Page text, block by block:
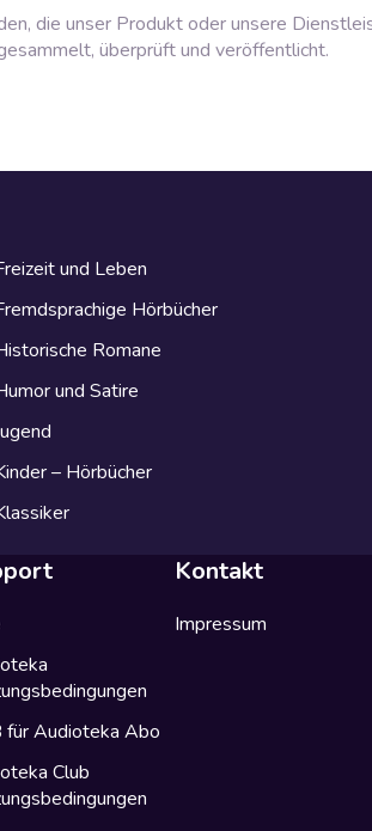
die unser Produkt oder unsere
überprüft und veröffentlicht.
und Leben
Hörbücher
Romane
und Satire
– Hörbücher
für Audioteka Abo
Club
Kontakt
Impressum